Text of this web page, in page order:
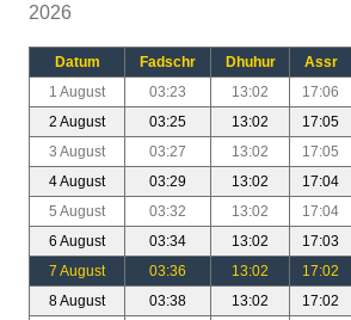
2026
Datum Fadschr Dhuhur Assr
1 August
03:23 13:02 17:06
2 August
03:25 13:02 17:05
3 August
03:27 13:02 17:05
4 August
03:29 13:02 17:04
5 August
03:32 13:02 17:04
6 August
03:34 13:02 17:03
7 August
03:36 13:02 17:02
8 August
03:38 13:02 17:02